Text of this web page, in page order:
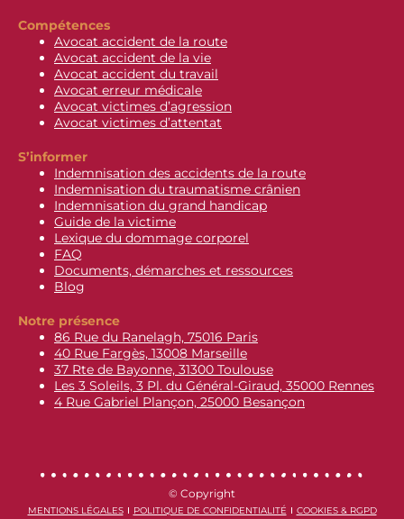
Compétences
Avocat accident de la route
Avocat accident de la vie
Avocat accident du travail
Avocat erreur médicale
Avocat victimes d’agression
Avocat victimes d’attentat
S’informer
Indemnisation des accidents de la route
Indemnisation du traumatisme crânien
Indemnisation du grand handicap
Guide de la victime
Lexique du dommage corporel
FAQ
Documents, démarches et ressources
Blog
Notre présence
86 Rue du Ranelagh, 75016 Paris
40 Rue Fargès, 13008 Marseille
37 Rte de Bayonne, 31300 Toulouse
Les 3 Soleils, 3 Pl. du Général-Giraud, 35000 Rennes
4 Rue Gabriel Plançon, 25000 Besançon
© Copyright
MENTIONS LÉGALES POLITIQUE DE CONFIDENTIALITÉ COOKIES & RGPD